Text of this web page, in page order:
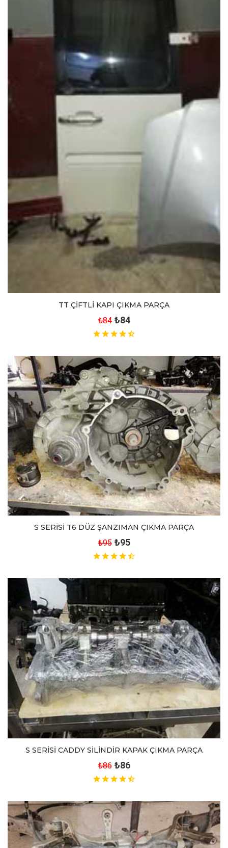
TT ÇİFTLİ KAPI ÇIKMA PARÇA
₺84 ₺84
S SERİSİ T6 DÜZ ŞANZIMAN ÇIKMA PARÇA
₺95 ₺95
S SERİSİ CADDY SİLİNDİR KAPAK ÇIKMA PARÇA
₺86 ₺86